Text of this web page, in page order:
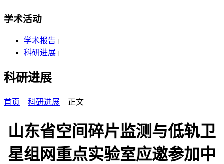
学术活动
学术报告 |
科研进展 |
科研进展
首页 科研进展 正文
山东省空间碎片监测与低轨卫
星组网重点实验室应邀参加中